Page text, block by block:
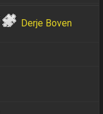
Derje Boven